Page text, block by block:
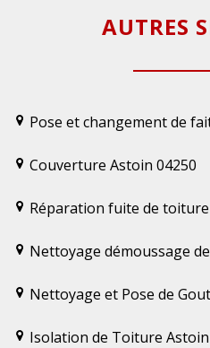
AUTRES
Pose et changement de
Couverture Astoin 04250
Réparation fuite de
Nettoyage démoussage
Nettoyage et Pose de
Isolation de Toiture Astoin